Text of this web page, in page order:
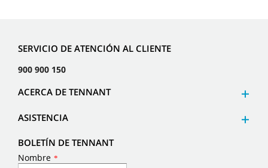
SERVICIO DE ATENCIÓN AL CLIENTE
900 900 150
ACERCA DE TENNANT
ASISTENCIA
BOLETÍN DE TENNANT